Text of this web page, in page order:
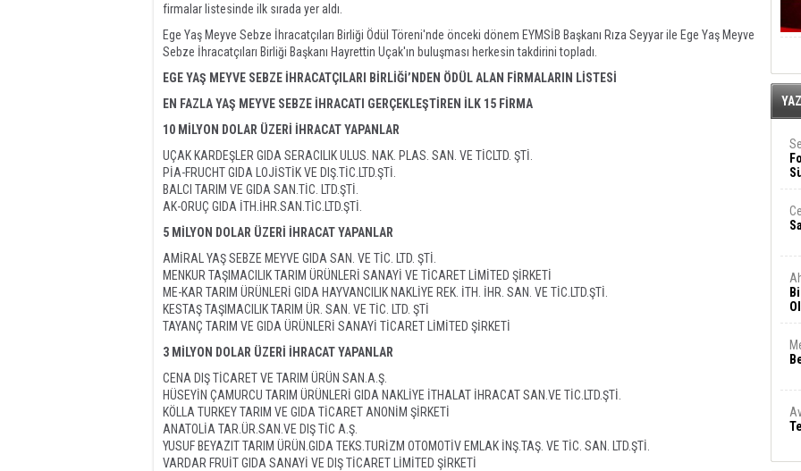
firmalar listesinde ilk sırada yer aldı.
Ege Yaş Meyve Sebze İhracatçıları Birliği Ödül Töreni'nde önceki dönem EYMSİB Başkanı Rıza Seyyar ile Ege Yaş Meyve
Sebze İhracatçıları Birliği Başkanı Hayrettin Uçak'ın buluşması herkesin takdirini topladı.
EGE YAŞ MEYVE SEBZE İHRACATÇILARI BİRLİĞİ’NDEN ÖDÜL ALAN FİRMALARIN LİSTESİ
EN FAZLA YAŞ MEYVE SEBZE İHRACATI GERÇEKLEŞTİREN İLK 15 FİRMA
10 MİLYON DOLAR ÜZERİ İHRACAT YAPANLAR
UÇAK KARDEŞLER GIDA SERACILIK ULUS. NAK. PLAS. SAN. VE TİCLTD. ŞTİ.
PİA-FRUCHT GIDA LOJİSTİK VE DIŞ.TİC.LTD.ŞTİ.
BALCI TARIM VE GIDA SAN.TİC. LTD.ŞTİ.
AK-ORUÇ GIDA İTH.İHR.SAN.TİC.LTD.ŞTİ.
5 MİLYON DOLAR ÜZERİ İHRACAT YAPANLAR
AMİRAL YAŞ SEBZE MEYVE GIDA SAN. VE TİC. LTD. ŞTİ.
MENKUR TAŞIMACILIK TARIM ÜRÜNLERİ SANAYİ VE TİCARET LİMİTED ŞİRKETİ
ME-KAR TARIM ÜRÜNLERİ GIDA HAYVANCILIK NAKLİYE REK. İTH. İHR. SAN. VE TİC.LTD.ŞTİ.
KESTAŞ TAŞIMACILIK TARIM ÜR. SAN. VE TİC. LTD. ŞTİ
TAYANÇ TARIM VE GIDA ÜRÜNLERİ SANAYİ TİCARET LİMİTED ŞİRKETİ
3 MİLYON DOLAR ÜZERİ İHRACAT YAPANLAR
CENA DIŞ TİCARET VE TARIM ÜRÜN SAN.A.Ş.
HÜSEYİN ÇAMURCU TARIM ÜRÜNLERİ GIDA NAKLİYE İTHALAT İHRACAT SAN.VE TİC.LTD.ŞTİ.
KÖLLA TURKEY TARIM VE GIDA TİCARET ANONİM ŞİRKETİ
ANATOLİA TAR.ÜR.SAN.VE DIŞ TİC A.Ş.
YUSUF BEYAZIT TARIM ÜRÜN.GIDA TEKS.TURİZM OTOMOTİV EMLAK İNŞ.TAŞ. VE TİC. SAN. LTD.ŞTİ.
VARDAR FRUİT GIDA SANAYİ VE DIŞ TİCARET LİMİTED ŞİRKETİ